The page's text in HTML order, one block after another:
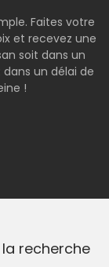
Faites votre
et recevez une
soit dans un
un délai de
!
recherche